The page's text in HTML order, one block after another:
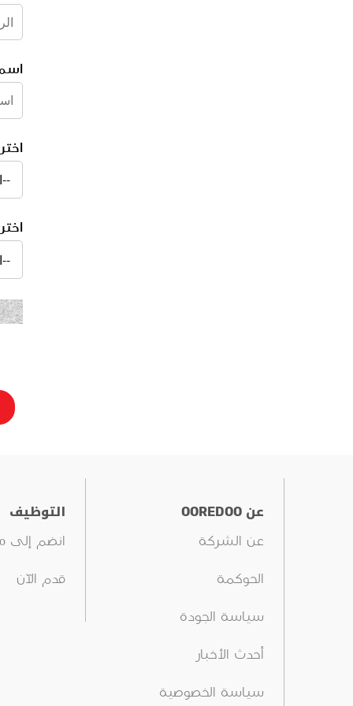
عن OOREDOO
عن الشركة
الحوكمة
سياسة الجودة
أحدث الأخبار
سياسة الخصوصية
التوظيف
انضم إلى Ooredoo
قدم الآن